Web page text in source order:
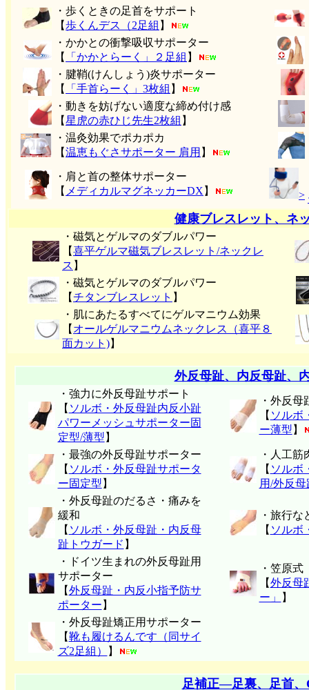
・歩くときの足首をサポート
【歩くんデス（2足組 】
・かかとの衝撃吸収サポーター
【
「かかとらーく」２足組 】
・腱鞘(けんしょう)炎サポーター
【
「手首らーく」3枚組 】
・動きを妨げない適度な締め付け感
【星虎の赤ひじ先生2枚組 】
・温灸効果でポカポカ
【温恵もぐさサポーター 肩用 】
・肩と首の整体サポーター
【 メディカルマグネッカーDX 】 >
健康ブレスレット、ネ
・磁気とゲルマのダブルパワー
【喜平ゲルマ磁気ブレスレット/ネックレ
ス 】
・磁気とゲルマのダブルパワー
【チタンブレスレット 】
・肌にあたるすべてにゲルマニウム効果
【 オールゲルマニウムネックレス（喜平８
面カット)】
外反母趾、内反母趾、
・強力に外反母趾サポート
【 ソルボ・外反母趾内反小趾
パワーメッシュサポーター固
定型/薄型 】
・外反
【 ソルボ
ー薄型 】
・最強の外反母趾サポーター
【 ソルボ・外反母趾サポータ
ー固定型 】
・人工筋
【 ソルボ
用/外反
・外反母趾のだるさ・痛みを
緩和
【 ソルボ・外反母趾・内反母
趾トウガード 】
・旅行な
【 ソルボ
・ドイツ生まれの外反母趾用
サポーター
【外反母趾・内反小指予防サ
ポーター 】
・笠原式
【外反母
ー」
】
・外反母趾矯正用サポーター
【靴も履けるんです（同サイ
ズ2足組）
】
足補正―足裏、足首